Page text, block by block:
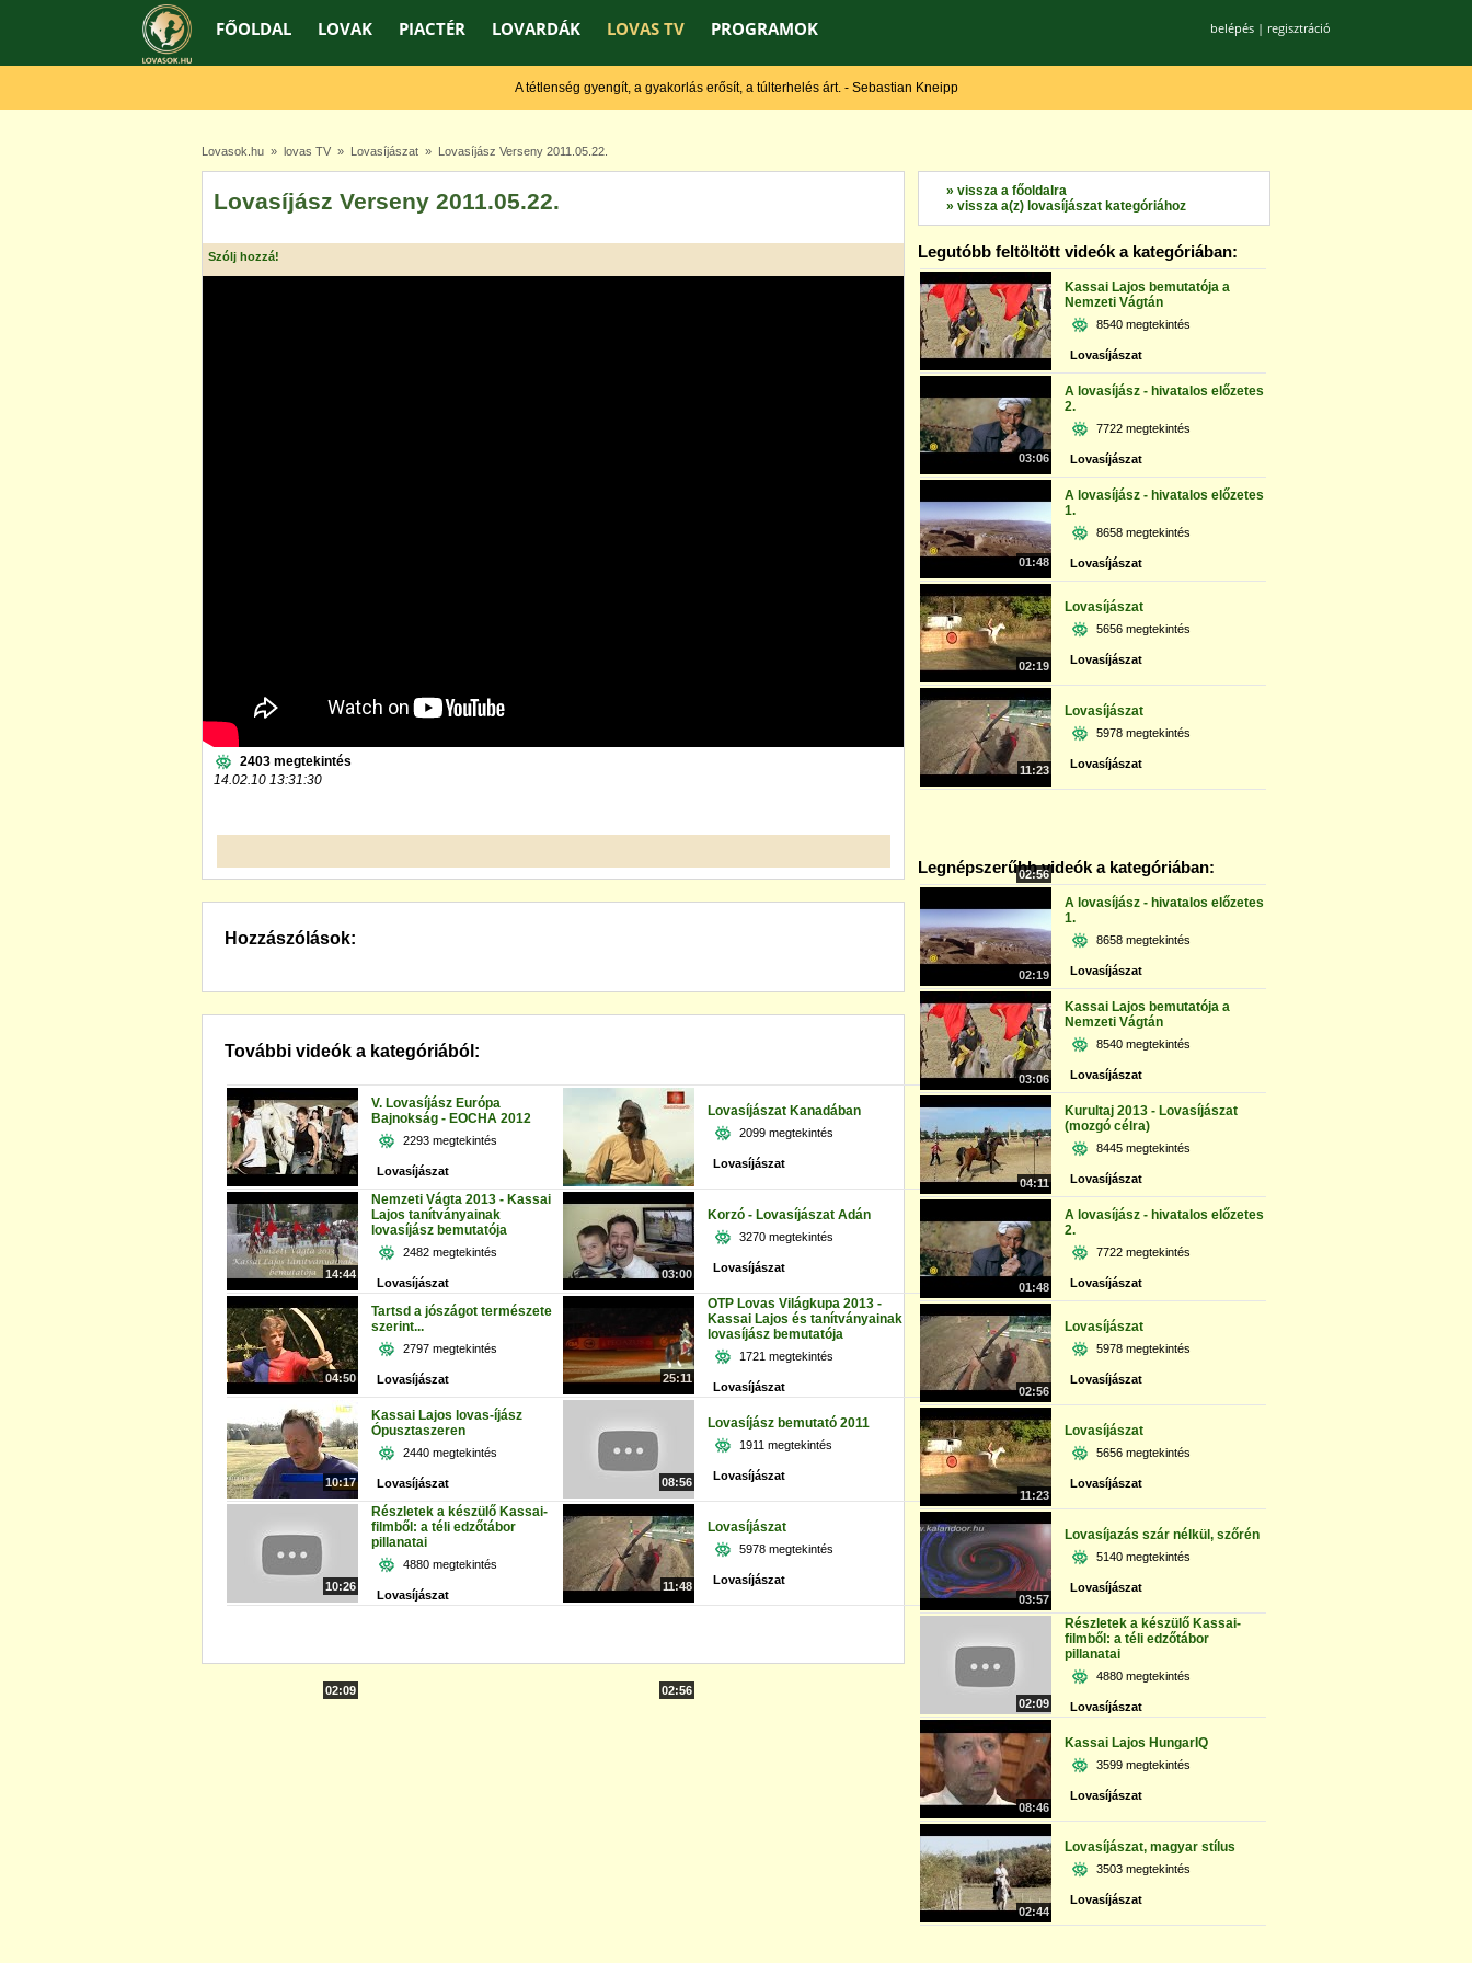
FŐOLDAL LOVAK PIACTÉR LOVARDÁK LOVAS TV PROGRAMOK belépés| regisztráció
A tétlenség gyengít, a gyakorlás erősít, a túlterhelés árt. - Sebastian Kneipp
Lovasok.hu » lovas TV » Lovasíjászat » Lovasíjász Verseny 2011.05.22.
Lovasíjász Verseny 2011.05.22.
Szólj hozzá!
2403 megtekintés
14.02.10 13:31:30
Hozzászólások:
További videók a kategóriából:
14:44
V. Lovasíjász Európa
Bajnokság - EOCHA 2012
2293 megtekintés
Lovasíjászat
03:00
Lovasíjászat Kanadában
2099 megtekintés
Lovasíjászat
04:50
Nemzeti Vágta 2013 - Kassai
Lajos tanítványainak
lovasíjász bemutatója
2482 megtekintés
Lovasíjászat
25:11
Korzó - Lovasíjászat Adán
3270 megtekintés
Lovasíjászat
10:17
Tartsd a jószágot természete
szerint...
2797 megtekintés
Lovasíjászat
08:56
OTP Lovas Világkupa 2013 -
Kassai Lajos és tanítványainak
lovasíjász bemutatója
1721 megtekintés
Lovasíjászat
10:26
Kassai Lajos lovas-íjász
Ópusztaszeren
2440 megtekintés
Lovasíjászat
11:48
Lovasíjász bemutató 2011
1911 megtekintés
Lovasíjászat
02:09
Részletek a készülő Kassai-
filmből: a téli edzőtábor
pillanatai
4880 megtekintés
Lovasíjászat
02:56
Lovasíjászat
5978 megtekintés
Lovasíjászat
» vissza a főoldalra
» vissza a(z) lovasíjászat kategóriához
Legutóbb feltöltött videók a kategóriában:
03:06
Kassai Lajos bemutatója a
Nemzeti Vágtán
8540 megtekintés
Lovasíjászat
01:48
A lovasíjász - hivatalos előzetes
2.
7722 megtekintés
Lovasíjászat
02:19
A lovasíjász - hivatalos előzetes
1.
8658 megtekintés
Lovasíjászat
11:23
Lovasíjászat
5656 megtekintés
Lovasíjászat
02:56
Lovasíjászat
5978 megtekintés
Lovasíjászat
Legnépszerűbb videók a kategóriában:
02:19
A lovasíjász - hivatalos előzetes
1.
8658 megtekintés
Lovasíjászat
03:06
Kassai Lajos bemutatója a
Nemzeti Vágtán
8540 megtekintés
Lovasíjászat
04:11
Kurultaj 2013 - Lovasíjászat
(mozgó célra)
8445 megtekintés
Lovasíjászat
01:48
A lovasíjász - hivatalos előzetes
2.
7722 megtekintés
Lovasíjászat
02:56
Lovasíjászat
5978 megtekintés
Lovasíjászat
11:23
Lovasíjászat
5656 megtekintés
Lovasíjászat
03:57
Lovasíjazás szár nélkül, szőrén
5140 megtekintés
Lovasíjászat
02:09
Részletek a készülő Kassai-
filmből: a téli edzőtábor
pillanatai
4880 megtekintés
Lovasíjászat
08:46
Kassai Lajos HungarIQ
3599 megtekintés
Lovasíjászat
02:44
Lovasíjászat, magyar stílus
3503 megtekintés
Lovasíjászat